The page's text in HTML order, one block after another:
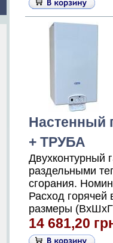
Настенный
+ ТРУБА
Двухконтурный
раздельными
сгорания.
Расход
размеры
14 681,20